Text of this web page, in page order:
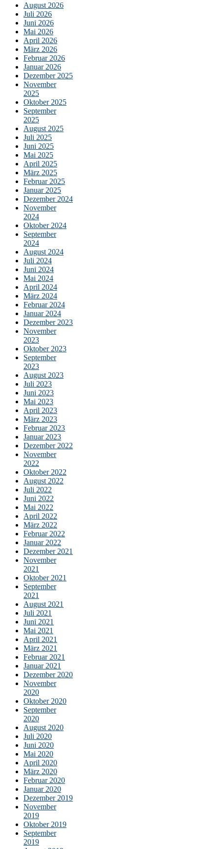
August 2026
Juli 2026
Juni 2026
Mai 2026
April 2026
März 2026
Februar 2026
Januar 2026
Dezember 2025
November
2025
Oktober 2025
September
2025
August 2025
Juli 2025
Juni 2025
Mai 2025
April 2025
März 2025
Februar 2025
Januar 2025
Dezember 2024
November
2024
Oktober 2024
September
2024
August 2024
Juli 2024
Juni 2024
Mai 2024
April 2024
März 2024
Februar 2024
Januar 2024
Dezember 2023
November
2023
Oktober 2023
September
2023
August 2023
Juli 2023
Juni 2023
Mai 2023
April 2023
März 2023
Februar 2023
Januar 2023
Dezember 2022
November
2022
Oktober 2022
August 2022
Juli 2022
Juni 2022
Mai 2022
April 2022
März 2022
Februar 2022
Januar 2022
Dezember 2021
November
2021
Oktober 2021
September
2021
August 2021
Juli 2021
Juni 2021
Mai 2021
April 2021
März 2021
Februar 2021
Januar 2021
Dezember 2020
November
2020
Oktober 2020
September
2020
August 2020
Juli 2020
Juni 2020
Mai 2020
April 2020
März 2020
Februar 2020
Januar 2020
Dezember 2019
November
2019
Oktober 2019
September
2019